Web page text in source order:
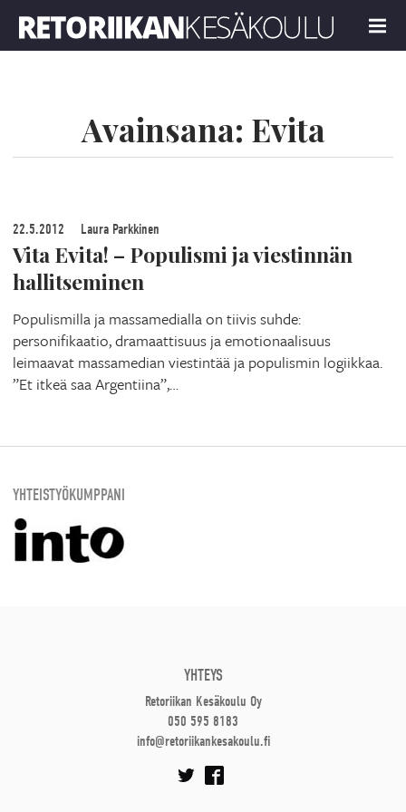
MENU
Avainsana: Evita
22.5.2012 Laura Parkkinen
Vita Evita! – Populismi ja viestinnän
hallitseminen
Populismilla ja massamedialla on tiivis suhde:
personifikaatio, dramaattisuus ja emotionaalisuus
leimaavat massamedian viestintää ja populismin logiikkaa.
”Et itkeä saa Argentiina”,…
YHTEISTYÖKUMPPANI
YHTEYS
Retoriikan Kesäkoulu Oy
050 595 8183
info@retoriikankesakoulu.fi